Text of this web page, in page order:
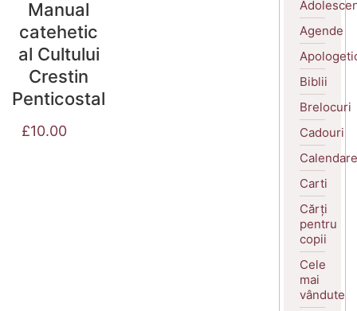
Manual
catehetic
al Cultului
Crestin
Penticostal
£10.00
Agende
Biblii
Brelocuri
Cadouri
Calendare
Carti
Cărți
pentru
copii
Cele
mai
vândute